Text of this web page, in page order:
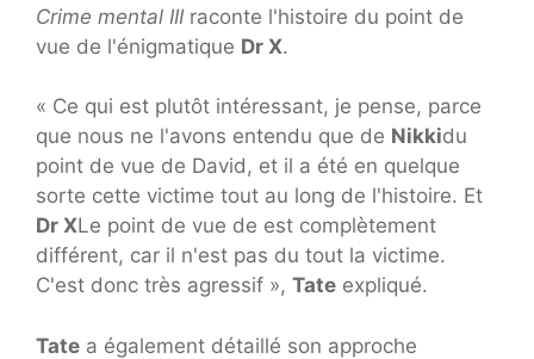
Crime mental III raconte l'histoire du point de
vue de l'énigmatique Dr X.
« Ce qui est plutôt intéressant, je pense, parce
que nous ne l'avons entendu que de Nikkidu
point de vue de David, et il a été en quelque
sorte cette victime tout au long de l'histoire. Et
Dr XLe point de vue de est complètement
différent, car il n'est pas du tout la victime.
C'est donc très agressif », Tate expliqué.
Tate a également détaillé son approche